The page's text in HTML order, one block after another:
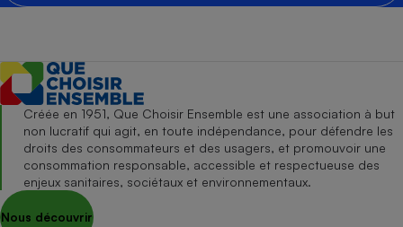
Créée en 1951, Que Choisir Ensemble est une association à but
non lucratif qui agit, en toute indépendance, pour défendre les
droits des consommateurs et des usagers, et promouvoir une
consommation responsable, accessible et respectueuse des
enjeux sanitaires, sociétaux et environnementaux.
Nous découvrir